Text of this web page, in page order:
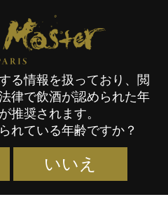
こにはないようです。
Paris
る情報を扱っており、閲
律で飲酒が認められた年
推奨されます。
れている年齢ですか？
いいえ